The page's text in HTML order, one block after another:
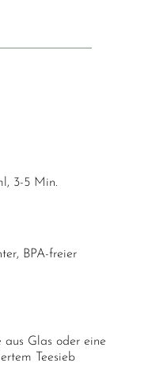
3-5 Min.
BPA-freier
aus Glas oder eine
Teesieb